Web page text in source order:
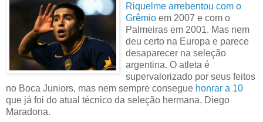
Riquelme arrebentou com o
Grêmio em 2007 e com o
Palmeiras em 2001. Mas nem
deu certo na Europa e parece
desaparecer na seleção
argentina. O atleta é
supervalorizado por seus feitos
no Boca Juniors, mas nem sempre consegue honrar a 10
que já foi do atual técnico da seleção hermana, Diego
Maradona.